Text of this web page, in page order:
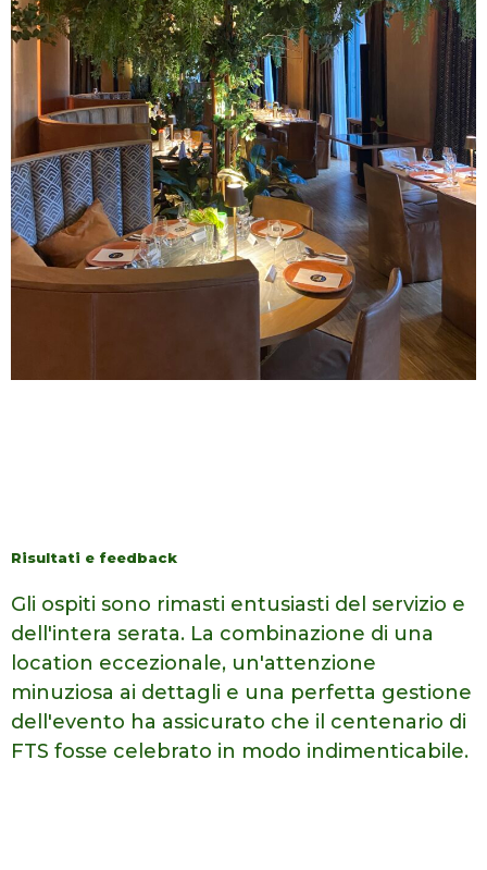
Risultati e feedback
Gli ospiti sono rimasti entusiasti del servizio e
dell'intera serata. La combinazione di una
location eccezionale, un'attenzione
minuziosa ai dettagli e una perfetta gestione
dell'evento ha assicurato che il centenario di
FTS fosse celebrato in modo indimenticabile.